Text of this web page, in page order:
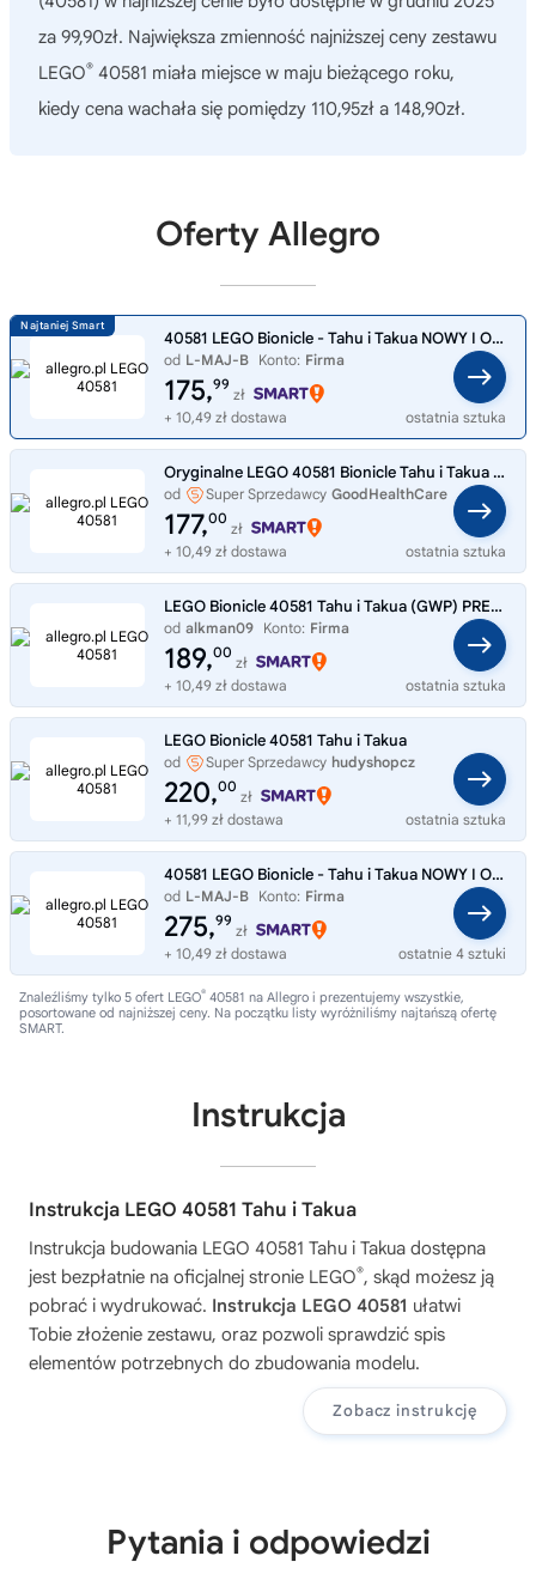
za 99,90zł. Największa zmienność najniższej ceny zestawu
LEGO® 40581 miała miejsce w maju bieżącego roku,
kiedy cena wachała się pomiędzy 110,95zł a 148,90zł.
Oferty Allegro
40581 LEGO Bionicle - Tahu i Takua NOWY I ORYGINALNY ZESTAW KLOCKÓ LEGO!!!
od L-MAJ-B Konto: Firma
175,99
zł
+ 10,49 zł dostawa
ostatnia sztuka
Oryginalne LEGO 40581 Bionicle Tahu i Takua Klocki NOWE Klocki
od Super Sprzedawcy GoodHealthCare
177,00
zł
+ 10,49 zł dostawa
ostatnia sztuka
LEGO Bionicle 40581 Tahu i Takua (GWP) PREZENT
od alkman09 Konto: Firma
189,00
zł
+ 10,49 zł dostawa
ostatnia sztuka
LEGO Bionicle 40581 Tahu i Takua
od Super Sprzedawcy hudyshopcz
220,00
zł
+ 11,99 zł dostawa
ostatnia sztuka
40581 LEGO Bionicle - Tahu i Takua NOWY I ORYGINALNY ZESTAW KLOCKÓ LEGO!!!
od L-MAJ-B Konto: Firma
275,99
zł
+ 10,49 zł dostawa
ostatnie 4 sztuki
Znaleźliśmy tylko 5 ofert LEGO® 40581 na Allegro i prezentujemy wszystkie,
posortowane od najniższej ceny. Na początku listy wyróżniliśmy najtańszą ofertę
SMART.
Instrukcja
Instrukcja LEGO 40581 Tahu i Takua
Instrukcja budowania LEGO 40581 Tahu i Takua dostępna
jest bezpłatnie na oficjalnej stronie LEGO®, skąd możesz ją
pobrać i wydrukować. Instrukcja LEGO 40581 ułatwi
Tobie złożenie zestawu, oraz pozwoli sprawdzić spis
elementów potrzebnych do zbudowania modelu.
Zobacz instrukcję
Pytania i odpowiedzi